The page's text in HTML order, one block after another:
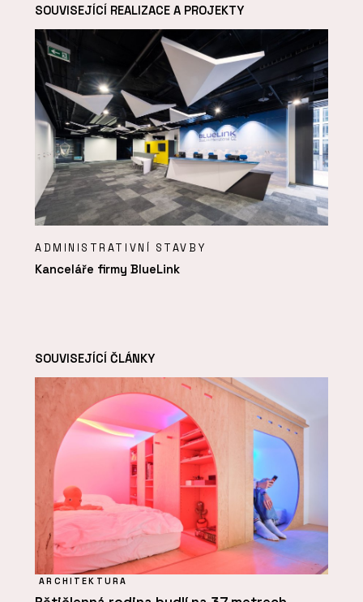
SOUVISEJÍCÍ REALIZACE A PROJEKTY
ADMINISTRATIVNÍ STAVBY
Kanceláře firmy BlueLink
SOUVISEJÍCÍ ČLÁNKY
ARCHITEKTURA